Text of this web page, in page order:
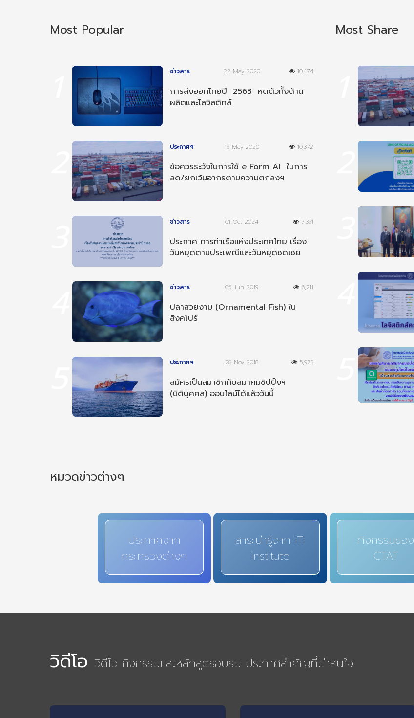
Most Popular
ข่าวสาร 22 May 2020 10,474
การส่งออกไทยปี 2563 หดตัวทั้งด้าน
ผลิตและโลจิสติกส์
ประกาศฯ 19 May 2020 10,372
ข้อควรระวังในการใช้ e Form AI ในการ
ลด/ยกเว้นอากรตามความตกลงฯ
ข่าวสาร 01 Oct 2024 7,391
ประกาศ การท่าเรือแห่งประเทศไทย เรื่อง
วันหยุดตามประเพณีและวันหยุดชดเชย
ข่าวสาร 05 Jun 2019 6,211
ปลาสวยงาม (Ornamental Fish) ใน
สิงคโปร์
ประกาศฯ 28 Nov 2018 5,973
สมัครเป็นสมาชิกกับสมาคมชิปปิ้งฯ
(นิติบุคคล) ออนไลน์ได้แล้ววันนี้
Most Share
หมวดข่าวต่างๆ
ประกาศจาก
กระทรวงต่างๆ
สาระน่ารู้จาก iTi
institute
กิจกรรมของ
CTAT
วิดีโอ วิดีโอ กิจกรรมและหลักสูตรอบรม ประกาศสำคัญที่น่าสนใจ